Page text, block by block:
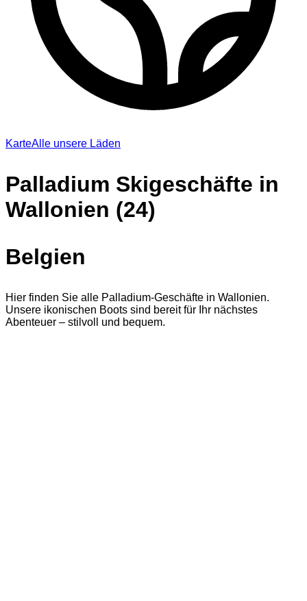
KarteAlle unsere Läden
Palladium Skigeschäfte in
Wallonien (24)
Belgien
Hier finden Sie alle Palladium-Geschäfte in Wallonien.
Unsere ikonischen Boots sind bereit für Ihr nächstes
Abenteuer – stilvoll und bequem.